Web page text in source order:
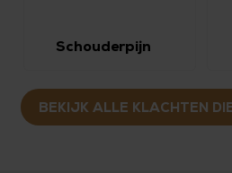
Schouderpijn
BEKIJK ALLE KLACHTEN